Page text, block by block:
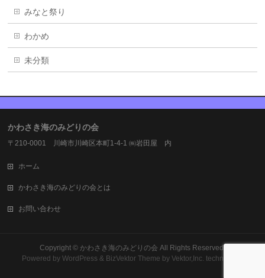
みなと祭り
わかめ
未分類
かわさき海のみどりの会
〒210-0001 川崎市川崎区本町1-4-1 ㈱岩田屋 内
ホーム
かわさき海のみどりの会とは
お問い合わせ
Copyright © かわさき海のみどりの会 All Rights Reserved.
Powered byWordPress & BizVektor Theme by Vektor,Inc. technology.